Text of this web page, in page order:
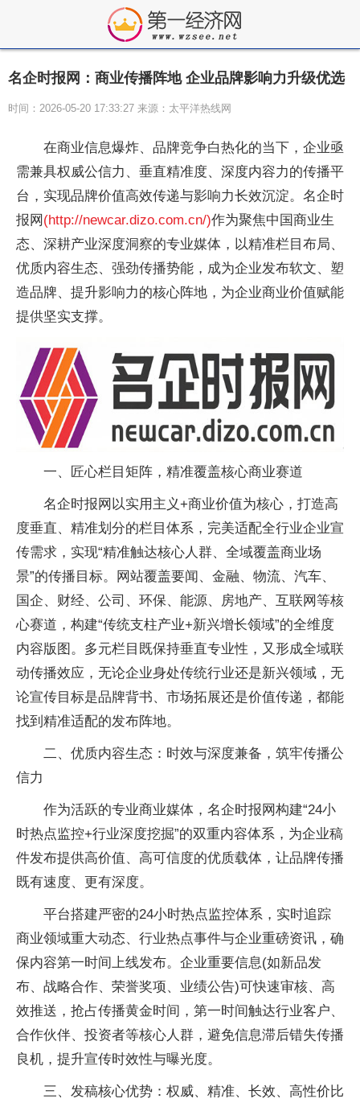
名企时报网：商业传播阵地 企业品牌影响力升级优选
时间：2026-05-20 17:33:27 来源：太平洋热线网
在商业信息爆炸、品牌竞争白热化的当下，企业亟
需兼具权威公信力、垂直精准度、深度内容力的传播平
台，实现品牌价值高效传递与影响力长效沉淀。名企时
报网 (http://newcar.dizo.com.cn/)作为聚焦中国商业生
态、深耕产业深度洞察的专业媒体，以精准栏目布局、
优质内容生态、强劲传播势能，成为企业发布软文、塑
造品牌、提升影响力的核心阵地，为企业商业价值赋能
提供坚实支撑。
一、匠心栏目矩阵，精准覆盖核心商业赛道
名企时报网以实用主义+商业价值为核心，打造高
度垂直、精准划分的栏目体系，完美适配全行业企业宣
传需求，实现“精准触达核心人群、全域覆盖商业场
景”的传播目标。网站覆盖要闻、金融、物流、汽车、
国企、财经、公司、环保、能源、房地产、互联网等核
心赛道，构建“传统支柱产业+新兴增长领域”的全维度
内容版图。多元栏目既保持垂直专业性，又形成全域联
动传播效应，无论企业身处传统行业还是新兴领域，无
论宣传目标是品牌背书、市场拓展还是价值传递，都能
找到精准适配的发布阵地。
二、优质内容生态：时效与深度兼备，筑牢传播公
信力
作为活跃的专业商业媒体，名企时报网构建“24小
时热点监控+行业深度挖掘”的双重内容体系，为企业稿
件发布提供高价值、高可信度的优质载体，让品牌传播
既有速度、更有深度。
平台搭建严密的24小时热点监控体系，实时追踪
商业领域重大动态、行业热点事件与企业重磅资讯，确
保内容第一时间上线发布。企业重要信息(如新品发
布、战略合作、荣誉奖项、业绩公告)可快速审核、高
效推送，抢占传播黄金时间，第一时间触达行业客户、
合作伙伴、投资者等核心人群，避免信息滞后错失传播
良机，提升宣传时效性与曝光度。
三、发稿核心优势：权威、精准、长效、高性价比